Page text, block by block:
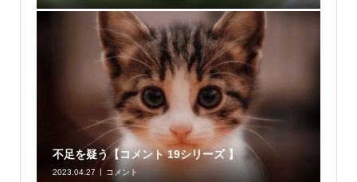
不足を疑う【コメント 19シリーズ 】
2023.04.27 コメント